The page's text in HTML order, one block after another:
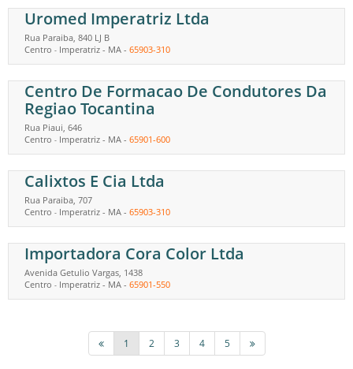
Uromed Imperatriz Ltda
Rua Paraiba, 840 LJ B
Centro - Imperatriz - MA - 65903-310
Centro De Formacao De Condutores Da
Regiao Tocantina
Rua Piaui, 646
Centro - Imperatriz - MA - 65901-600
Calixtos E Cia Ltda
Rua Paraiba, 707
Centro - Imperatriz - MA - 65903-310
Importadora Cora Color Ltda
Avenida Getulio Vargas, 1438
Centro - Imperatriz - MA - 65901-550
1 2 3 4 5